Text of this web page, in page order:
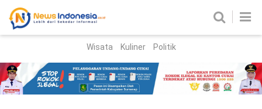
Parlemen
Wisata Kuliner Politik